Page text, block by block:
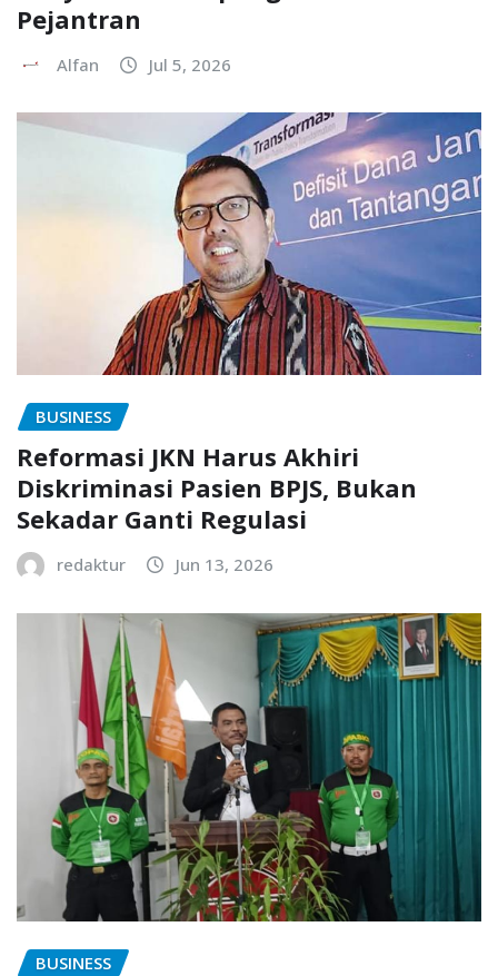
Pejantran
Alfan Jul 5, 2026
BUSINESS
Reformasi JKN Harus Akhiri
Diskriminasi Pasien BPJS, Bukan
Sekadar Ganti Regulasi
redaktur Jun 13, 2026
BUSINESS